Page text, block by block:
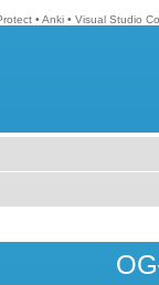
• Anki • Visual Studio